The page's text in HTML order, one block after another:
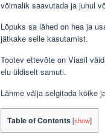
võimalik saavutada ja juhul
Lõpuks sa lähed on hea ja
jätkake selle kasutamist.
Tootev ettevõte on Viasil
elu üldiselt samuti.
Lähme välja selgitada kõike
Table of Contents[show]